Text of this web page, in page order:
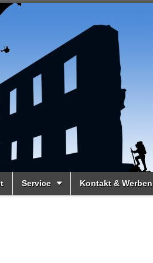
Service Kontakt & Werben